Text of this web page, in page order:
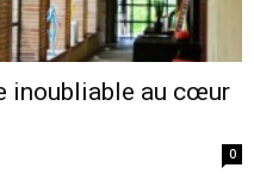
inoubliable au cœur
0